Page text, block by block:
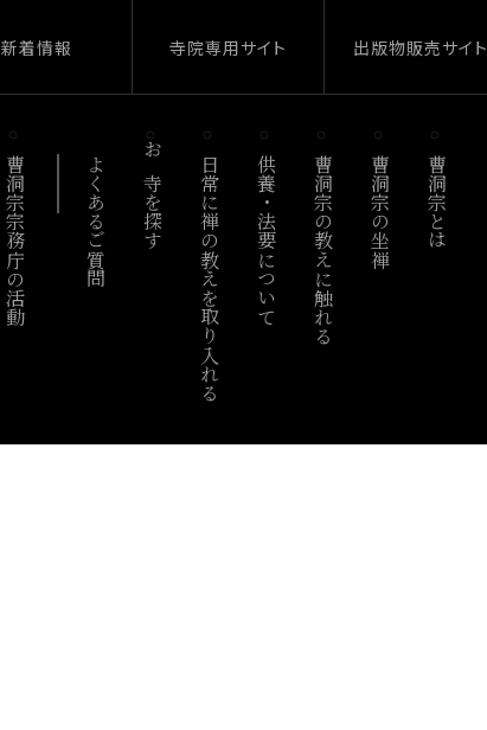
新着情報 寺院専用サイト 出版物販売サイト
曹洞宗宗務庁の活動 よくあるご質問 お寺を探す 日常に禅の教えを取り入れる 供養・法要について 曹洞宗の教えに触れる 曹洞宗の坐禅 曹洞宗とは